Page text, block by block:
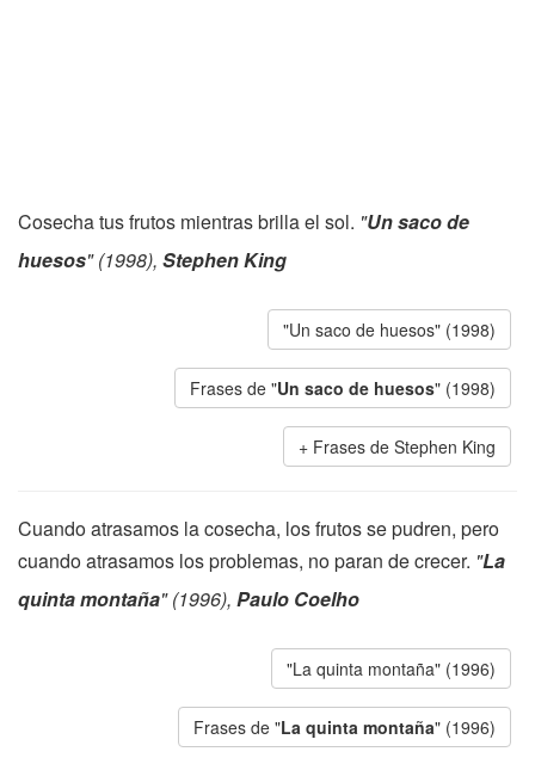
Cosecha tus frutos mientras brilla el sol. "Un saco de
huesos" (1998), Stephen King
"Un saco de huesos" (1998)
Frases de "Un saco de huesos" (1998)
Frases de Stephen King
Cuando atrasamos la cosecha, los frutos se pudren, pero
cuando atrasamos los problemas, no paran de crecer. "La
quinta montaña" (1996), Paulo Coelho
"La quinta montaña" (1996)
Frases de "La quinta montaña" (1996)